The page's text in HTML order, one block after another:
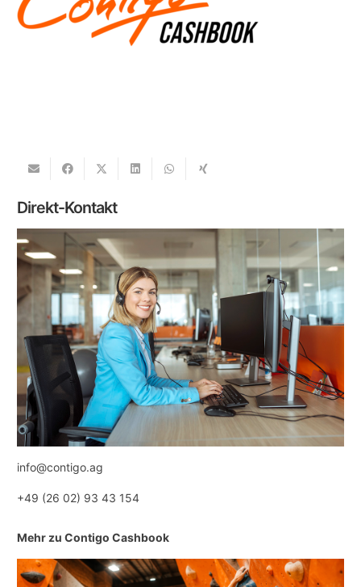
Direkt-Kontakt
info@contigo.ag
+49 (26 02) 93 43 154
Mehr zu Contigo Cashbook